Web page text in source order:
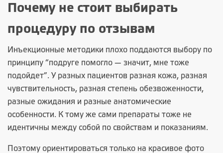
Почему не стоит выбирать
процедуру по отзывам
Инъекционные методики плохо поддаются выбору по
принципу “подруге помогло — значит, мне тоже
подойдет”. У разных пациентов разная кожа, разная
чувствительность, разная степень обезвоженности,
разные ожидания и разные анатомические
особенности. К тому же сами препараты тоже не
идентичны между собой по свойствам и показаниям.
Поэтому ориентироваться только на красивое фото